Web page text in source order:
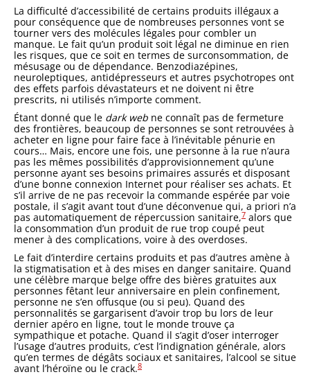
La difficulté d’accessibilité de certains produits illégaux a
pour conséquence que de nombreuses personnes vont se
tourner vers des molécules légales pour combler un
manque. Le fait qu’un produit soit légal ne diminue en rien
les risques, que ce soit en termes de surconsommation, de
mésusage ou de dépendance. Benzodiazépines,
neuroleptiques, antidépresseurs et autres psychotropes ont
des effets parfois dévastateurs et ne doivent ni être
prescrits, ni utilisés n’importe comment.
Étant donné que le dark web ne connaît pas de fermeture
des frontières, beaucoup de personnes se sont retrouvées à
acheter en ligne pour faire face à l’inévitable pénurie en
cours… Mais, encore une fois, une personne à la rue n’aura
pas les mêmes possibilités d’approvisionnement qu’une
personne ayant ses besoins primaires assurés et disposant
d’une bonne connexion Internet pour réaliser ses achats. Et
s’il arrive de ne pas recevoir la commande espérée par voie
postale, il s’agit avant tout d’une déconvenue qui, a priori n’a
pas automatiquement de répercussion sanitaire,7 alors que
la consommation d’un produit de rue trop coupé peut
mener à des complications, voire à des overdoses.
Le fait d’interdire certains produits et pas d’autres amène à
la stigmatisation et à des mises en danger sanitaire. Quand
une célèbre marque belge offre des bières gratuites aux
personnes fêtant leur anniversaire en plein confinement,
personne ne s’en offusque (ou si peu). Quand des
personnalités se gargarisent d’avoir trop bu lors de leur
dernier apéro en ligne, tout le monde trouve ça
sympathique et potache. Quand il s’agit d’oser interroger
l’usage d’autres produits, c’est l’indignation générale, alors
qu’en termes de dégâts sociaux et sanitaires, l’alcool se situe
avant l’héroïne ou le crack.8